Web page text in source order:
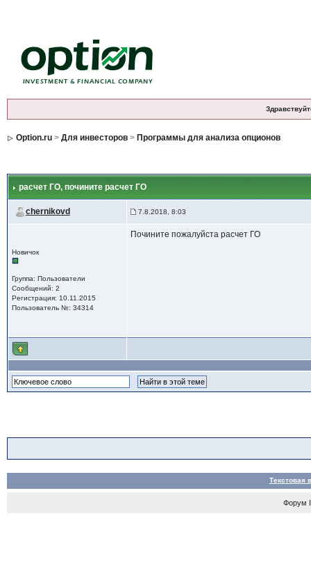
Option.ru> Для инвесторов> Программы для анализа опционов
расчет ГО, почините расчет ГО
chernikovd 7.8.2018, 8:03
Новичок
Группа: Пользователи
Сообщений: 2
Регистрация: 10.11.2015
Пользователь №: 34314
Почините пожалуйста расчет ГО
Текстовая
Форум